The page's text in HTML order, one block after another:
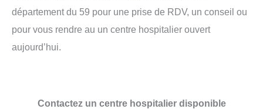
département du 59 pour une prise de RDV, un conseil ou
pour vous rendre au un centre hospitalier ouvert
aujourd’hui.
Contactez un centre hospitalier disponible